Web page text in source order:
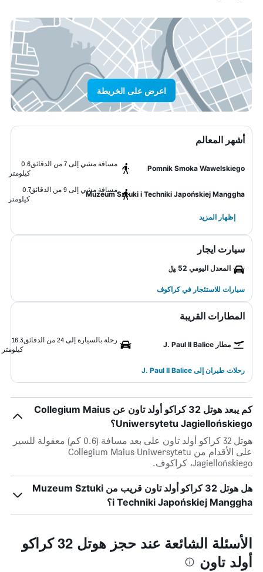
اعرض على الخريطة
أشهر المعالم
Pomnik Smoka Wawelskiego
مسافة مشي إلى 7 من الدقائق
0.6
كيلومتر
Muzeum Sztuki i Techniki Japońskiej Manggha
مسافة مشي إلى 9 من الدقائق
0.7
كيلومتر
إظهار المزيد
سيارت ايجار
المعدل اليومي 52 ﷼
سيارات للاستئجار في كراكوف
المطارات القريبة
مطار J. Paul II Balice
رحلة بالسيارة إلى 24 من الدقائق
16.3
كيلومتر
رحلات طيران إلى J. Paul II Balice
كم يبعد هوتل 32 كراكو أولد تاون عن Collegium Maius
Uniwersytetu Jagiellońskiego؟
هوتل 32 كراكو أولد تاون على بعد مسافة (0.6 كم) معقولة للسير
على الأقدام من Collegium Maius Uniwersytetu
Jagiellońskiego، كراكوف.
هل هوتل 32 كراكو أولد تاون قريب من Muzeum Sztuki
i Techniki Japońskiej Manggha؟
الأسئلة الشائعة عند حجز هوتل 32 كراكو
أولد تاون